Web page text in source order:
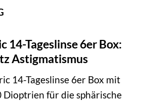
14-Tageslinse 6er Box:
Astigmatismus
14-Tageslinse 6er Box mit
Dioptrien für die sphärische